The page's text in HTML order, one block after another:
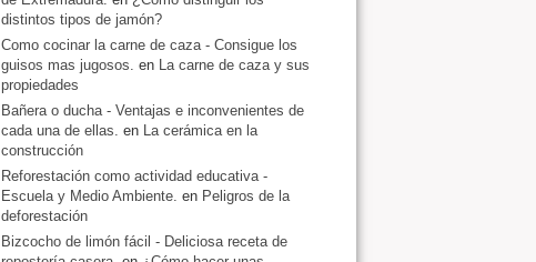
distintos tipos de jamón?
Como cocinar la carne de caza - Consigue los
guisos mas jugosos. en La carne de caza y sus
propiedades
Bañera o ducha - Ventajas e inconvenientes de
cada una de ellas. en La cerámica en la
construcción
Reforestación como actividad educativa -
Escuela y Medio Ambiente. en Peligros de la
deforestación
Bizcocho de limón fácil - Deliciosa receta de